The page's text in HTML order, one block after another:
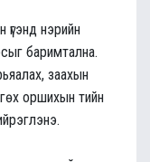
нэрийн
баримтална.
заахын
оршихын тийн